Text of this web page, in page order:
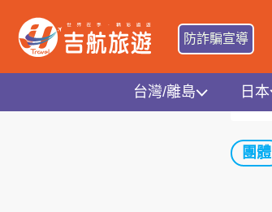
防詐騙宣導
台灣/離島 日本
首頁
團體